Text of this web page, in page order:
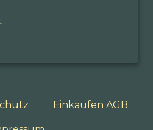
Einkaufen AGB